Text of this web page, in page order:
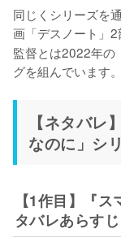
同じくシリーズを
画「デスノート」
監督とは2022年の
グを組んでいます。
【ネタバレ
なのに」シ
【1作目】『
タバレあらすじ